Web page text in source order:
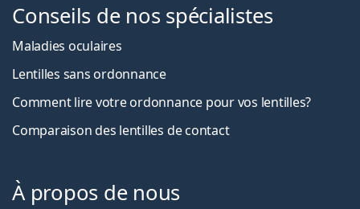
Conseils de nos spécialistes
Maladies oculaires
Lentilles sans ordonnance
Comment lire votre ordonnance pour vos lentilles?
Comparaison des lentilles de contact
À propos de nous